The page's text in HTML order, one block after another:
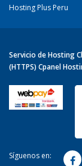
Hosting Plus Peru
Servicio de Hosting
(HTTPS) Cpanel
Síguenos en: